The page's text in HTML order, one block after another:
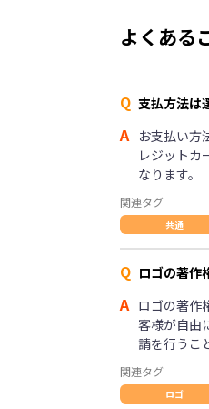
よくある
Q 支払方法は
A お支払い方
レジットカ
なります。
関連タグ
共通
Q ロゴの著作
A ロゴの著作
客様が自由
請を行うこ
関連タグ
ロゴ